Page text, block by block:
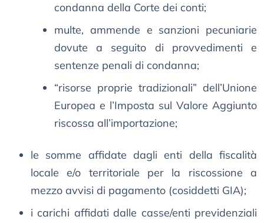
condanna della Corte dei conti;
multe, ammende e sanzioni pecuniarie
dovute a seguito di provvedimenti e
sentenze penali di condanna;
“risorse proprie tradizionali” dell’Unione
Europea e l’Imposta sul Valore Aggiunto
riscossa all’importazione;
le somme affidate dagli enti della fiscalità
locale e/o territoriale per la riscossione a
mezzo avvisi di pagamento (cosiddetti GIA);
i carichi affidati dalle casse/enti previdenziali